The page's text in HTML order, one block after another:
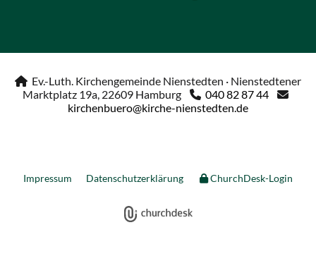
 Ev.-Luth. Kirchengemeinde Nienstedten · Nienstedtener
Marktplatz 19a, 22609 Hamburg
 040 82 87 44 
kirchenbuero@kirche-nienstedten.de
Impressum Datenschutzerklärung ChurchDesk-Login